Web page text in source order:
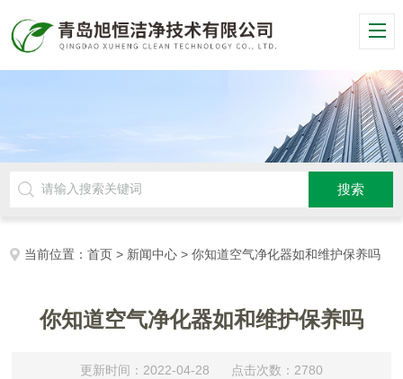
当前位置：首页 > 新闻中心 > 你知道空气净化器如和维护保养吗
你知道空气净化器如和维护保养吗
更新时间：2022-04-28 点击次数：2780